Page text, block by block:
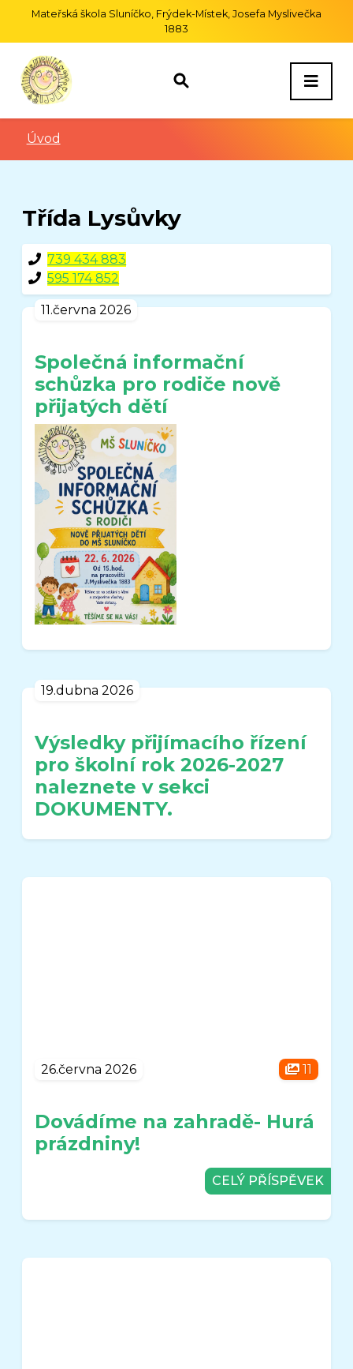
Mateřská škola Sluníčko, Frýdek-Místek, Josefa Myslivečka
1883
Úvod
Třída Lysůvky
739 434 883
595 174 852
11.června 2026
Společná informační
schůzka pro rodiče nově
přijatých dětí
19.dubna 2026
Výsledky přijímacího řízení
pro školní rok 2026-2027
naleznete v sekci
DOKUMENTY.
26.června 2026 11
Dovádíme na zahradě- Hurá
prázdniny!
CELÝ PŘÍSPĚVEK